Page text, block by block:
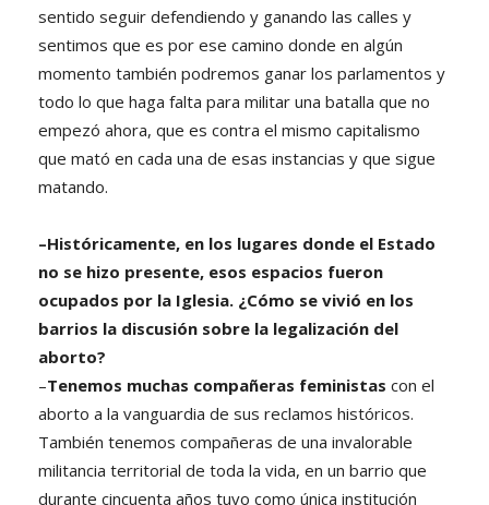
sentido seguir defendiendo y ganando las calles y
sentimos que es por ese camino donde en algún
momento también podremos ganar los parlamentos y
todo lo que haga falta para militar una batalla que no
empezó ahora, que es contra el mismo capitalismo
que mató en cada una de esas instancias y que sigue
matando.
–Históricamente, en los lugares donde el Estado
no se hizo presente, esos espacios fueron
ocupados por la Iglesia. ¿Cómo se vivió en los
barrios la discusión sobre la legalización del
aborto?
–Tenemos muchas compañeras feministas con el
aborto a la vanguardia de sus reclamos históricos.
También tenemos compañeras de una invalorable
militancia territorial de toda la vida, en un barrio que
durante cincuenta años tuvo como única institución